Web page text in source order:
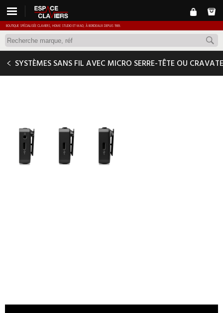
BOUTIQUE SPÉCIALISÉE CLAVIERS, HOME STUDIO ET MAO, À BORDEAUX DEPUIS 1989.
SYSTÈMES SANS FIL AVEC MICRO SERRE-TÊTE OU CRAVATE
RODE WIRELESS GO (GEN 3)